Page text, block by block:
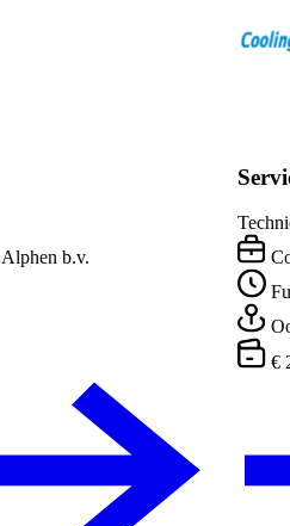
b.v.
€